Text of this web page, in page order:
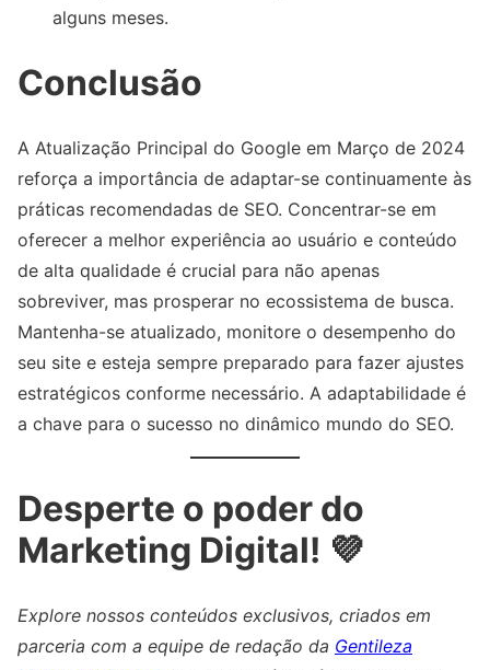
alguns meses.
Conclusão
A Atualização Principal do Google em Março de 2024
reforça a importância de adaptar-se continuamente às
práticas recomendadas de SEO. Concentrar-se em
oferecer a melhor experiência ao usuário e conteúdo
de alta qualidade é crucial para não apenas
sobreviver, mas prosperar no ecossistema de busca.
Mantenha-se atualizado, monitore o desempenho do
seu site e esteja sempre preparado para fazer ajustes
estratégicos conforme necessário. A adaptabilidade é
a chave para o sucesso no dinâmico mundo do SEO.
Desperte o poder do
Marketing Digital! 💜
Explore nossos conteúdos exclusivos, criados em
parceria com a equipe de redação da Gentileza